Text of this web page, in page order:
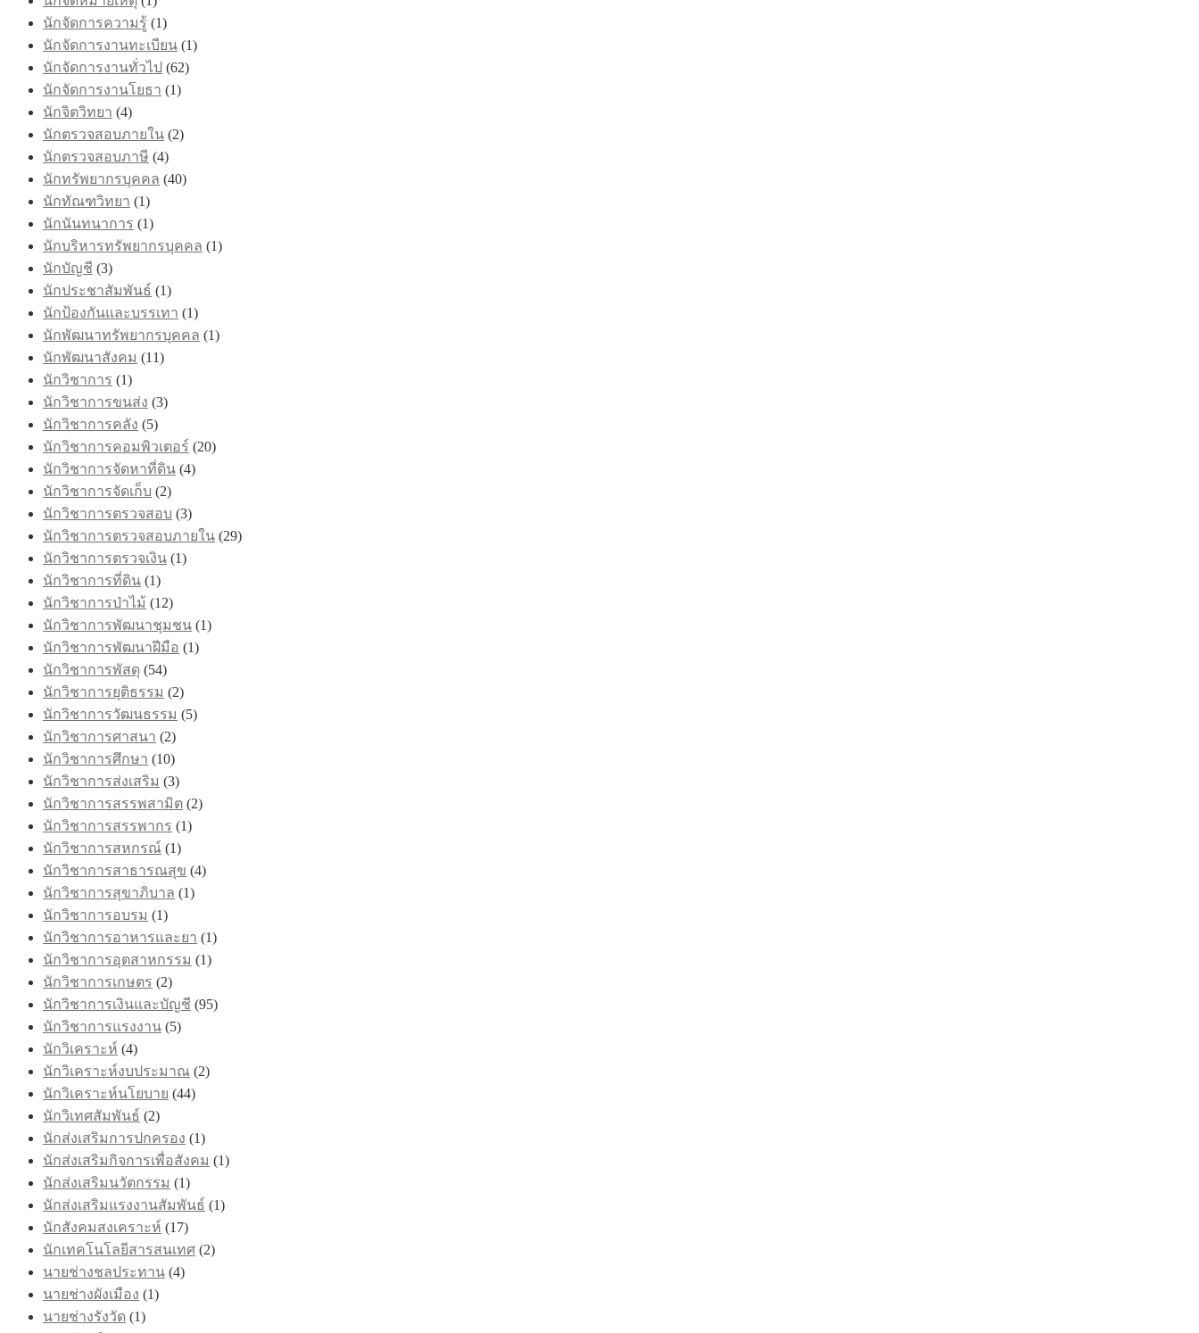
นักจัดการความรู้ (1)
นักจัดการงานทะเบียน (1)
นักจัดการงานทั่วไป (62)
นักจัดการงานโยธา (1)
นักจิตวิทยา (4)
นักตรวจสอบภายใน (2)
นักตรวจสอบภาษี (4)
นักทรัพยากรบุคคล (40)
นักทัณฑวิทยา (1)
นักนันทนาการ (1)
นักบริหารทรัพยากรบุคคล (1)
นักบัญชี (3)
นักประชาสัมพันธ์ (1)
นักป้องกันและบรรเทา (1)
นักพัฒนาทรัพยากรบุคคล (1)
นักพัฒนาสังคม (11)
นักวิชาการ (1)
นักวิชาการขนส่ง (3)
นักวิชาการคลัง (5)
นักวิชาการคอมพิวเตอร์ (20)
นักวิชาการจัดหาที่ดิน (4)
นักวิชาการจัดเก็บ (2)
นักวิชาการตรวจสอบ (3)
นักวิชาการตรวจสอบภายใน (29)
นักวิชาการตรวจเงิน (1)
นักวิชาการที่ดิน (1)
นักวิชาการป่าไม้ (12)
นักวิชาการพัฒนาชุมชน (1)
นักวิชาการพัฒนาฝีมือ (1)
นักวิชาการพัสดุ (54)
นักวิชาการยุติธรรม (2)
นักวิชาการวัฒนธรรม (5)
นักวิชาการศาสนา (2)
นักวิชาการศึกษา (10)
นักวิชาการส่งเสริม (3)
นักวิชาการสรรพสามิต (2)
นักวิชาการสรรพากร (1)
นักวิชาการสหกรณ์ (1)
นักวิชาการสาธารณสุข (4)
นักวิชาการสุขาภิบาล (1)
นักวิชาการอบรม (1)
นักวิชาการอาหารและยา (1)
นักวิชาการอุตสาหกรรม (1)
นักวิชาการเกษตร (2)
นักวิชาการเงินและบัญชี (95)
นักวิชาการแรงงาน (5)
นักวิเคราะห์ (4)
นักวิเคราะห์งบประมาณ (2)
นักวิเคราะห์นโยบาย (44)
นักวิเทศสัมพันธ์ (2)
นักส่งเสริมการปกครอง (1)
นักส่งเสริมกิจการเพื่อสังคม (1)
นักส่งเสริมนวัตกรรม (1)
นักส่งเสริมแรงงานสัมพันธ์ (1)
นักสังคมสงเคราะห์ (17)
นักเทคโนโลยีสารสนเทศ (2)
นายช่างชลประทาน (4)
นายช่างผังเมือง (1)
นายช่างรังวัด (1)